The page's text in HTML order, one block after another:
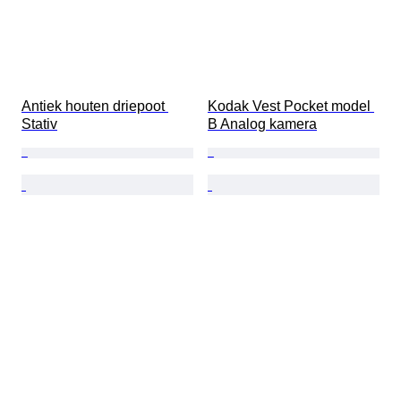
Antiek houten driepoot
Stativ
Kodak Vest Pocket model
B Analog kamera